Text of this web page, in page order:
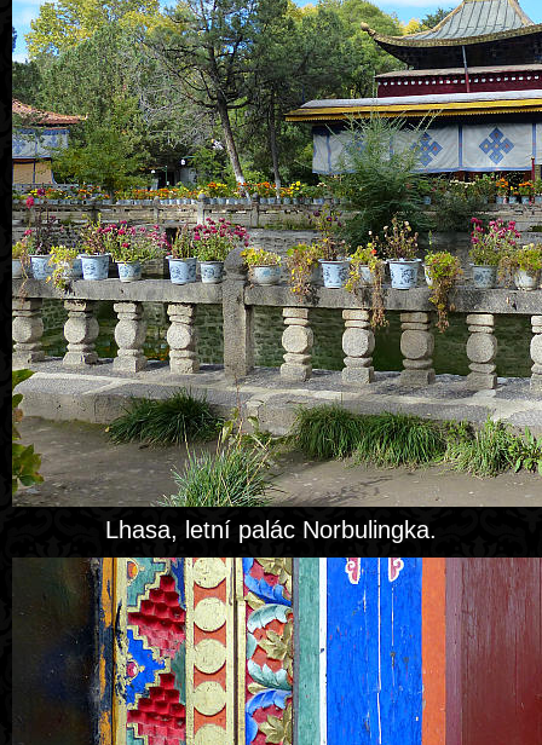
Lhasa, letní palác Norbulingka.